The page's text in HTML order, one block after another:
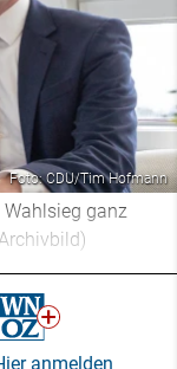
Foto: CDU/Tim Hofmann
ganz
anmelden